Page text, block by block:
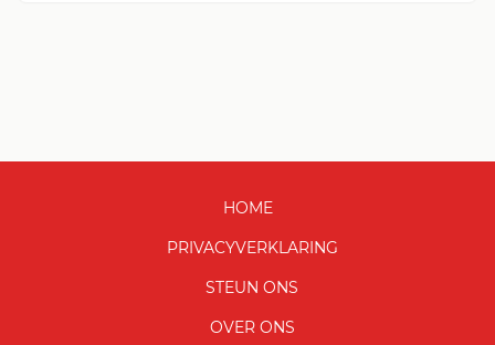
HOME
PRIVACYVERKLARING
STEUN ONS
OVER ONS